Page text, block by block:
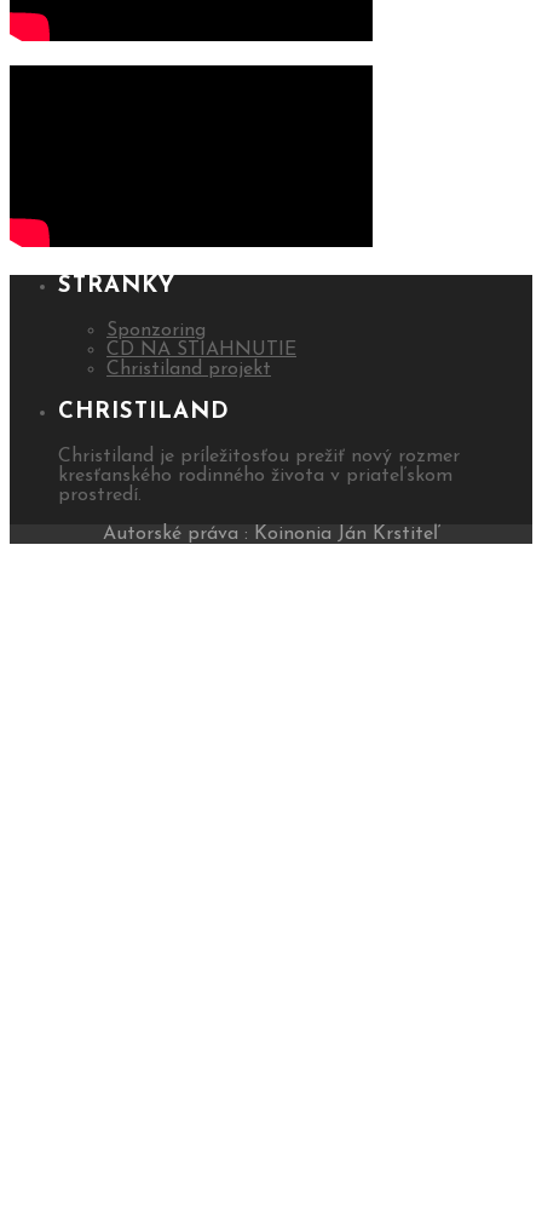
STRÁNKY
Sponzoring
CD NA STIAHNUTIE
Christiland projekt
CHRISTILAND
Christiland je príležitosťou prežiť nový rozmer
kresťanského rodinného života v priateľskom
prostredí.
Autorské práva : Koinonia Ján Krstiteľ